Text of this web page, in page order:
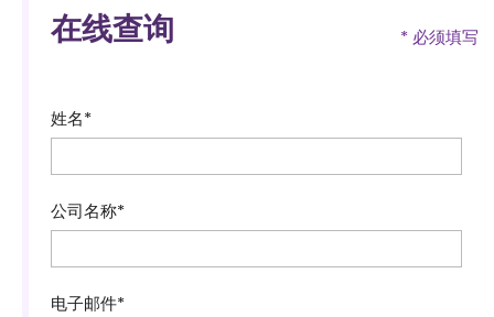
在线查询 * 必须填写
姓名*
公司名称*
电子邮件*